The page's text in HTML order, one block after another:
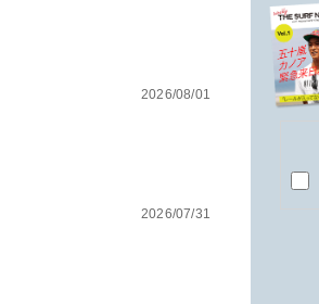
2026/08/01
2026/07/31